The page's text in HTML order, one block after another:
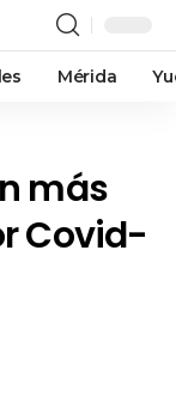
Mérida
más
Covid-